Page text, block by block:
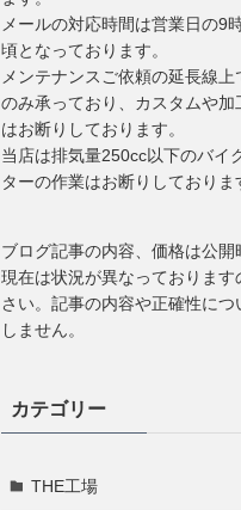
メールの対応時間は営業日の9
頃となっております。
メンテナンスご依頼の延長線
のみ承っており、カスタムや加
はお断りしております。
当店は排気量250cc以下のバイ
ターの作業はお断りしておりま
ブログ記事の内容、価格は公開
現在は状況が異なっております
さい。記事の内容や正確性につ
しません。
カテゴリー
THE工場